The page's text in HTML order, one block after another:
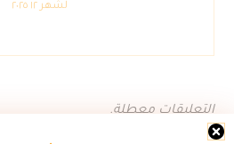
لشهر ١٢ ٢٠٢٥
التعليقات معطلة.